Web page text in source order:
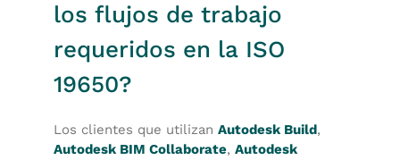
los flujos de trabajo
requeridos en la ISO
19650?
Los clientes que utilizan Autodesk Build,
Autodesk BIM Collaborate, Autodesk